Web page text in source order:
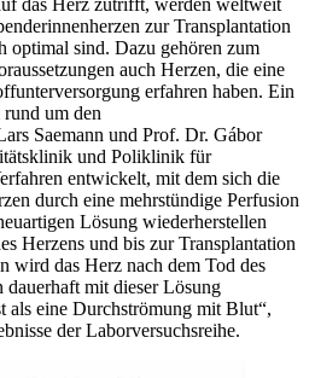
zur Transplantation
optimal sind. Dazu gehören zum
auch Herzen, die eine
erfahren haben. Ein
rund um den
Saemann und Prof. Dr. Gábor
und Poliklinik für
entwickelt, mit dem sich die
durch eine mehrstündige Perfusion
Lösung wiederherstellen
Herzens und bis zur Transplantation
wird das Herz nach dem Tod des
dauerhaft mit dieser Lösung
als eine Durchströmung mit Blut“,
der Laborversuchsreihe.